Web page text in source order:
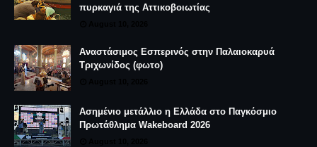
πυρκαγιά της Αττικοβοιωτίας
Αναστάσιμος Εσπερινός στην Παλαιοκαρυά
Τριχωνίδος (φωτο)
Ασημένιο μετάλλιο η Ελλάδα στο Παγκόσμιο
Πρωτάθλημα Wakeboard 2026